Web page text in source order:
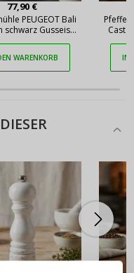
77,90 €
PEUGEOT Bali
schwarz Gusseisen
WARENKORB
Cast
IN